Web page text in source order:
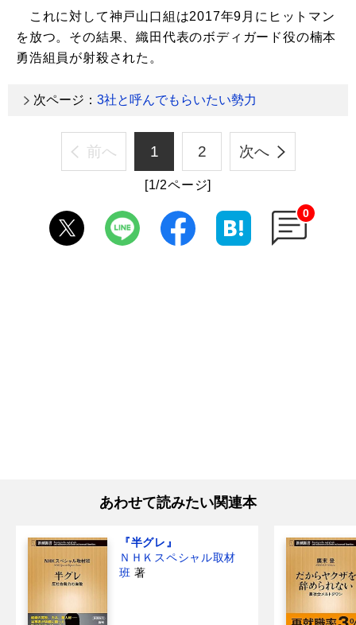
これに対して神戸山口組は2017年9月にヒットマン
を放つ。その結果、織田代表のボディガード役の楠本
勇浩組員が射殺された。
次ページ： 3社と呼んでもらいたい勢力
前へ 1 2 次へ
[1/2ページ]
0
あわせて読みたい関連本
『半グレ』
ＮＨＫスペシャル取材
班 著